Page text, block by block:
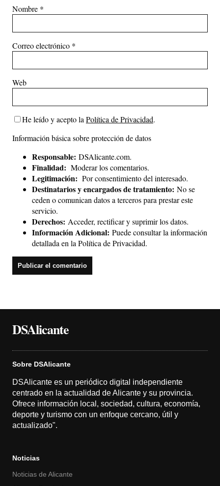
Nombre *
Correo electrónico *
Web
He leído y acepto la Política de Privacidad.
Información básica sobre protección de datos
Responsable: DSAlicante.com.
Finalidad: Moderar los comentarios.
Legitimación: Por consentimiento del interesado.
Destinatarios y encargados de tratamiento: No se
ceden o comunican datos a terceros para prestar este
servicio.
Derechos: Acceder, rectificar y suprimir los datos.
Información Adicional: Puede consultar la información
detallada en la Política de Privacidad.
DSAlicante
Sobre DSAlicante
DSAlicante es un periódico digital independiente
centrado en la actualidad de Alicante y su provincia.
Ofrece información local, sociedad, cultura, economía,
deporte y turismo con un enfoque cercano, útil y
actualizado".
Noticias
Noticias de Alicante